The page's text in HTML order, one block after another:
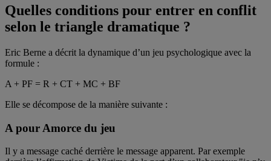
Quelles conditions pour entrer en conflit
selon le triangle dramatique ?
Eric Berne a décrit la dynamique d’un jeu psychologique avec la
formule :
A + PF = R + CT + MC + BF
Elle se décompose de la manière suivante :
A pour Amorce du jeu
Il y a message caché derrière le message apparent. Par exemple